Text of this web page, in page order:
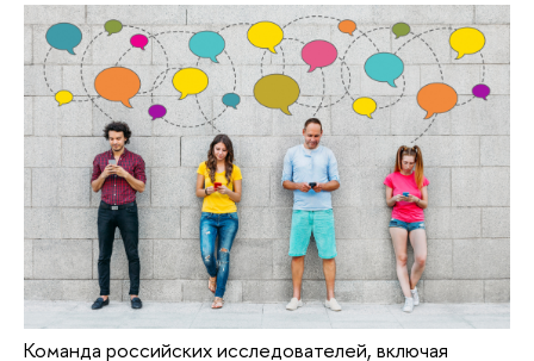
Команда российских исследователей, включая